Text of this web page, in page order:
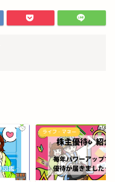
ライフ・マネー